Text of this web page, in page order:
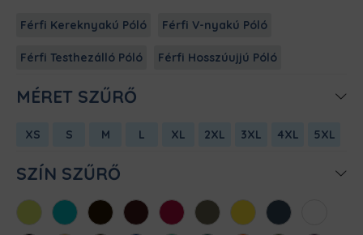
Férfi Kereknyakú Póló Férfi V-nyakú Póló
Férfi Testhezálló Póló Férfi Hosszúujjú Póló
MÉRET SZŰRŐ
XS S M L XL 2XL 3XL 4XL 5XL
SZÍN SZŰRŐ
AlmazöldAtollkékBarnaBordóChili Cink Citromsárga
Denim